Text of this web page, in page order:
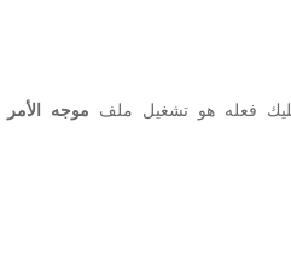
فعله هو تشغيل ملف موجه الأمر